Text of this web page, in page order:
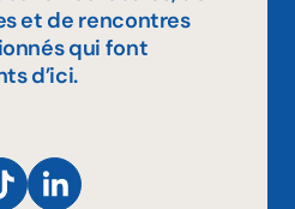
et de rencontres
qui font
d’ici.